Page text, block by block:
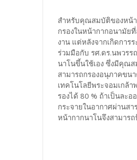
สำหรับคุณสมบัติของหน้า
กรองในหน้ากากอนามัย
งาน แต่หลังจากเกิดการ
ร่วมมือกับ รศ.ดร.นพวร
นาโนขึ้นใช้เอง ซึ่งมีคุณ
สามารถกรองอนุภาคขน
เทคโนโลยีพระจอมเกล้
รองได้ 80 % ถ้าเป็นละ
กระจายในอากาศผ่านส
หน้ากากนาโนจึงสามาร